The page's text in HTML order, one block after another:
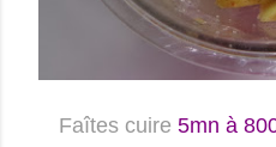
Faîtes cuire 5mn à